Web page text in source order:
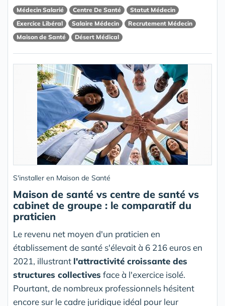
Médecin Salarié Centre De Santé
Statut Médecin
Exercice Libéral
Salaire Médecin
Recrutement Médecin
Maison de Santé
Désert Médical
S'installer en Maison de Santé
Maison de santé vs centre de santé vs
cabinet de groupe : le comparatif du
praticien
Le revenu net moyen d'un praticien en
établissement de santé s'élevait à 6 216 euros en
2021, illustrant l'attractivité croissante des
structures collectives face à l'exercice isolé.
Pourtant, de nombreux professionnels hésitent
encore sur le cadre juridique idéal pour leur